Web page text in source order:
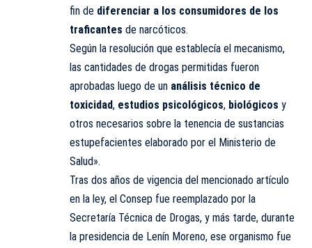
fin de diferenciar a los consumidores de los
traficantes de narcóticos.
Según la resolución que establecía el mecanismo,
las cantidades de drogas permitidas fueron
aprobadas luego de un análisis técnico de
toxicidad, estudios psicológicos, biológicos y
otros necesarios sobre la tenencia de sustancias
estupefacientes elaborado por el Ministerio de
Salud».
Tras dos años de vigencia del mencionado artículo
en la ley, el Consep fue reemplazado por la
Secretaría Técnica de Drogas, y más tarde, durante
la presidencia de Lenín Moreno, ese organismo fue